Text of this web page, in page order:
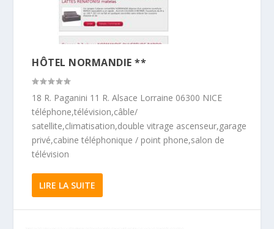
HÔTEL NORMANDIE **
18 R. Paganini 11 R. Alsace Lorraine 06300 NICE
téléphone,télévision,câble/
satellite,climatisation,double vitrage ascenseur,garage
privé,cabine téléphonique / point phone,salon de
télévision
LIRE LA SUITE